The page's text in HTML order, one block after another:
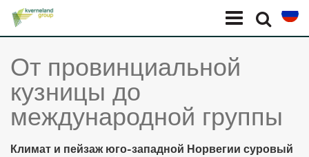
Select
Menu
От провинциальной
кузницы до
международной группы
Климат и пейзаж юго-западной Норвегии суровый
Панель управления cookies